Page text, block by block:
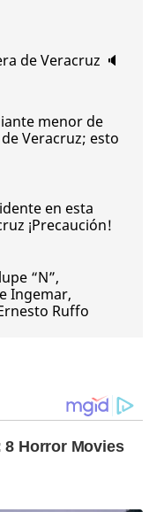
de Veracruz 🔈
menor de
Veracruz; esto
en esta
¡Precaución!
“N”,
Ingemar,
Ruffo